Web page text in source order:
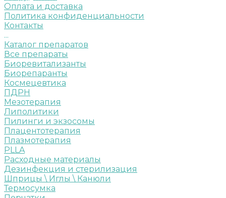
Оплата и доставка
Политика конфиденциальности
Контакты
...
Каталог препаратов
Все препараты
Биоревитализанты
Биорепаранты
Космецевтика
ПДРН
Мезотерапия
Липолитики
Пилинги и экзосомы
Плацентотерапия
Плазмотерапия
PLLA
Расходные материалы
Дезинфекция и стерилизация
Шприцы \ Иглы \ Канюли
Термосумка